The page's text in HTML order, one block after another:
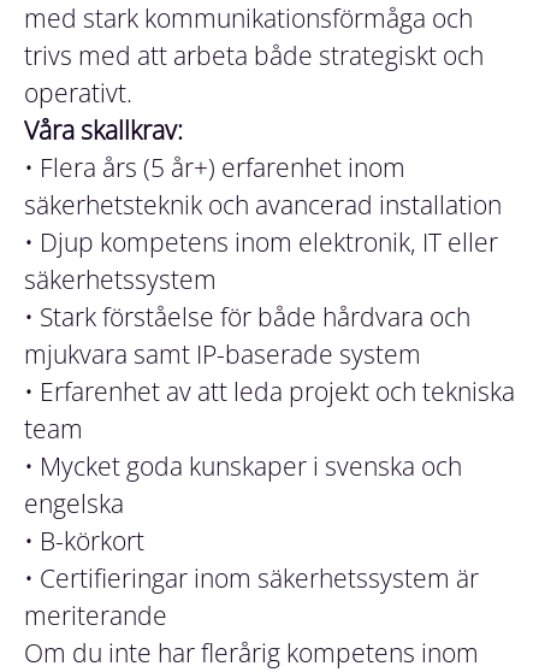
med stark kommunikationsförmåga och
trivs med att arbeta både strategiskt och
operativt.
Våra skallkrav:
• Flera års (5 år+) erfarenhet inom
säkerhetsteknik och avancerad installation
• Djup kompetens inom elektronik, IT eller
säkerhetssystem
• Stark förståelse för både hårdvara och
mjukvara samt IP-baserade system
• Erfarenhet av att leda projekt och tekniska
team
• Mycket goda kunskaper i svenska och
engelska
• B-körkort
• Certifieringar inom säkerhetssystem är
meriterande
Om du inte har flerårig kompetens inom